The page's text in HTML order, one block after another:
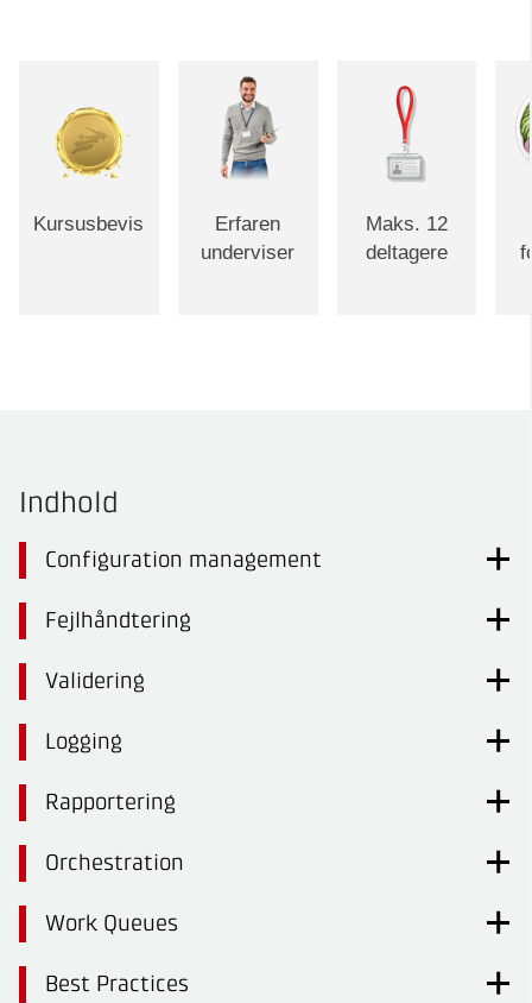
Kursusbevis
Erfaren
underviser
Maks. 12
deltagere
Indhold
Configuration management
Fejlhåndtering
Validering
Logging
Rapportering
Orchestration
Work Queues
Best Practices